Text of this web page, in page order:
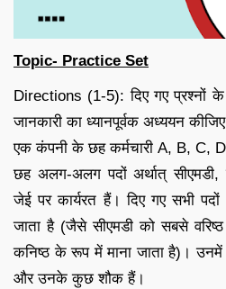
Topic- Practice Set
Directions (1-5): दिए गए प्रश्नों के
जानकारी का ध्यानपूर्वक अध्ययन
एक कंपनी के छह कर्मचारी A, B, C,
छह अलग-अलग पदों अर्थात्
जेई पर कार्यरत हैं। दिए गए सभी
जाता है (जैसे सीएमडी को सबसे
कनिष्ठ के रूप में माना जाता है)।
और उनके कुछ शौक हैं।